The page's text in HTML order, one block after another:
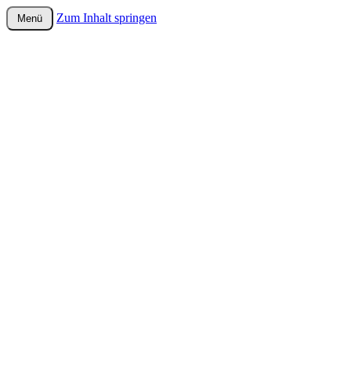
wurster-cartoon-blog.de
Menü Zum Inhalt springen